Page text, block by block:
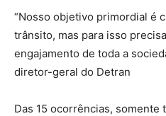
“Nosso objetivo primordial é
trânsito, mas para isso
engajamento de toda a
diretor-geral do Detran
Das 15 ocorrências, somente